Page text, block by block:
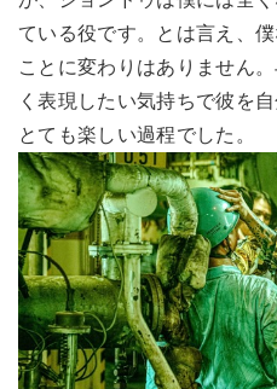
ている役です。とは言え、
ことに変わりはありません
く表現したい気持ちで彼を
とても楽しい過程でした。